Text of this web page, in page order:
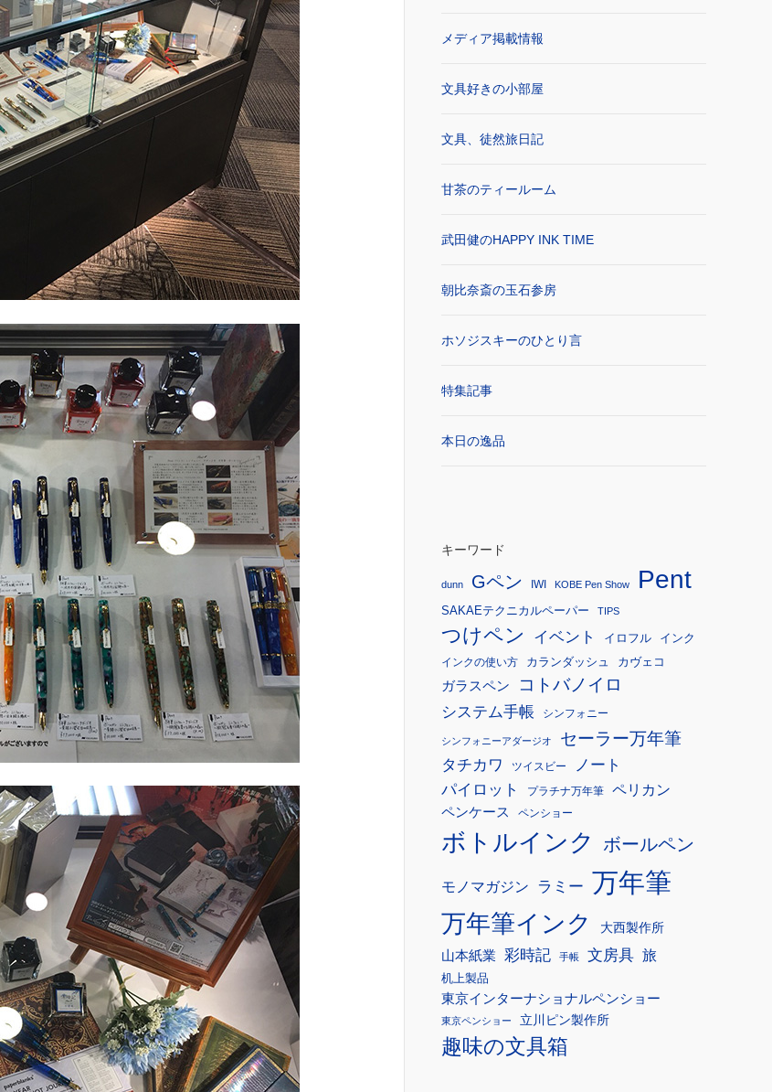
メディア掲載情報
文具好きの小部屋
文具、徒然旅日記
甘茶のティールーム
武田健のHAPPY INK TIME
朝比奈斎の玉石参房
ホソジスキーのひとり言
特集記事
本日の逸品
キーワード
dunn Gペン IWI KOBE Pen Show Pent
SAKAEテクニカルペーパー TIPS
つけペン イベント イロフル インク
インクの使い方 カランダッシュ カヴェコ
ガラスペン コトバノイロ
システム手帳 シンフォニー
シンフォニーアダージオ セーラー万年筆
タチカワ ツイスビー
ノート
パイロット
プラチナ万年筆 ペリカン
ペンケース ペンショー
ボトルインク ボールペン
モノマガジン ラミー 万年筆
万年筆インク
大西製作所
山本紙業
彩時記 手帳 文房具 旅
机上製品
東京インターナショナルペンショー
東京ペンショー 立川ピン製作所
趣味の文具箱